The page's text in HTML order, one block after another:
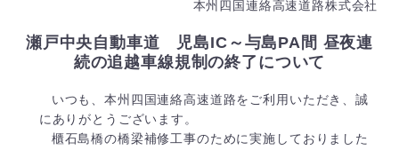
本州四国連絡高速道路株式会社
瀬戸中央自動車道 児島IC～与島PA間 昼夜連
続の追越車線規制の終了について
いつも、本州四国連絡高速道路をご利用いただき、誠
にありがとうございます。
櫃石島橋の橋梁補修工事のために実施しておりました